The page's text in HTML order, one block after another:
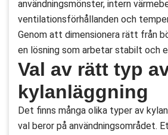
användningsmönster, intern
ventilationsförhållanden och
Genom att dimensionera rätt från
en lösning som arbetar stabilt och
Val av rätt typ
kylanläggning
Det finns många olika typer av
val beror på användningsområdet.